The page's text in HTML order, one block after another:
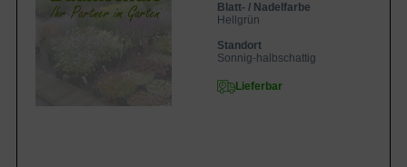
Blatt- / Nadelfarbe
Hellgrün
Standort
Sonnig-halbschattig
Lieferbar